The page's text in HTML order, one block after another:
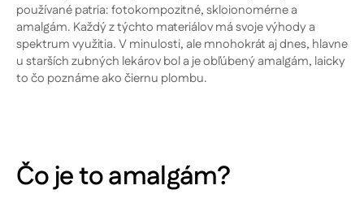
používané patria: fotokompozitné, skloionomérne a
amalgám. Každý z týchto materiálov má svoje výhody a
spektrum využitia. V minulosti, ale mnohokrát aj dnes, hlavne
u starších zubných lekárov bol a je obľúbený amalgám, laicky
to čo poznáme ako čiernu plombu.
Čo je to amalgám?